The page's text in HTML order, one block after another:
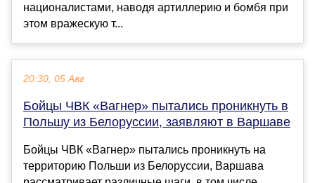
националистами, наводя артиллерию и бомбя при
этом вражескую т...
20:30, 05 Авг
Бойцы ЧВК «Вагнер» пытались проникнуть в
Польшу из Белоруссии, заявляют в Варшаве
Бойцы ЧВК «Вагнер» пытались проникнуть на
территорию Польши из Белоруссии, Варшава